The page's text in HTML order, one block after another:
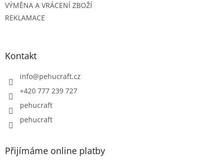
VÝMĚNA A VRÁCENÍ ZBOŽÍ
REKLAMACE
Kontakt
info@pehucraft.cz
+420 777 239 727
pehucraft
pehucraft
Přijímáme online platby